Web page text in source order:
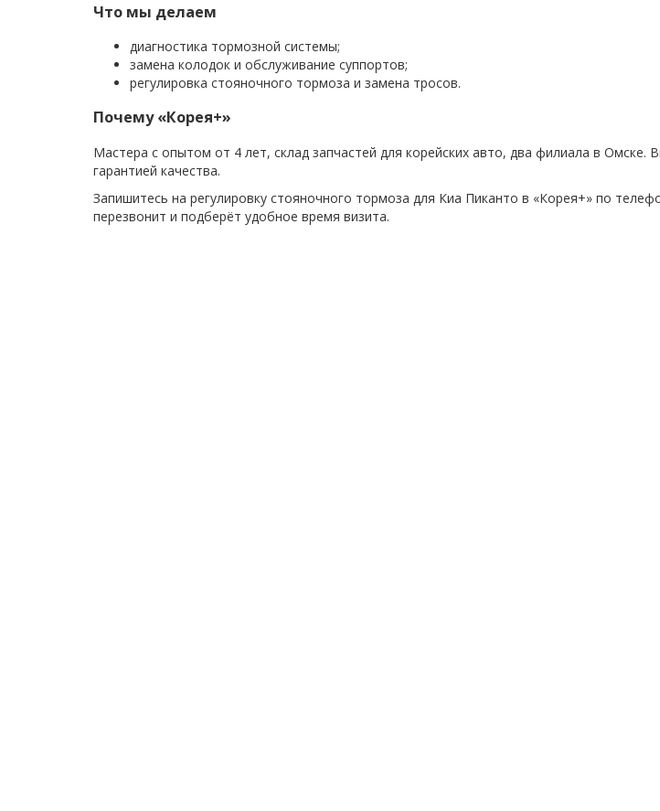
Что мы делаем
диагностика тормозной системы;
замена колодок и обслуживание суппортов;
регулировка стояночного тормоза и замена тросов.
Почему «Корея+»
Мастера с опытом от 4 лет, склад запчастей для корейских авто, два филиала в
гарантией качества.
Запишитесь на регулировку стояночного тормоза для Киа Пиканто в «Корея+» по
перезвонит и подберёт удобное время визита.